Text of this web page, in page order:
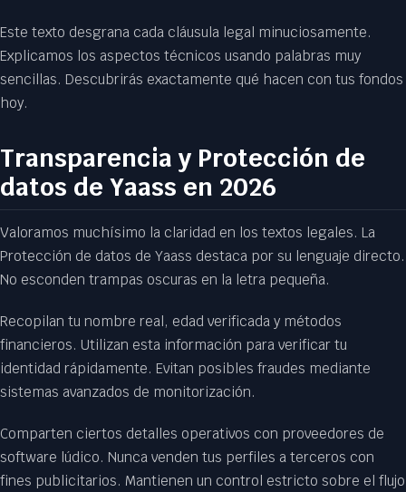
Este texto desgrana cada cláusula legal minuciosamente.
Explicamos los aspectos técnicos usando palabras muy
sencillas. Descubrirás exactamente qué hacen con tus fondos
hoy.
Transparencia y Protección de
datos de Yaass en 2026
Valoramos muchísimo la claridad en los textos legales. La
Protección de datos de Yaass destaca por su lenguaje directo.
No esconden trampas oscuras en la letra pequeña.
Recopilan tu nombre real, edad verificada y métodos
financieros. Utilizan esta información para verificar tu
identidad rápidamente. Evitan posibles fraudes mediante
sistemas avanzados de monitorización.
Comparten ciertos detalles operativos con proveedores de
software lúdico. Nunca venden tus perfiles a terceros con
fines publicitarios. Mantienen un control estricto sobre el flujo